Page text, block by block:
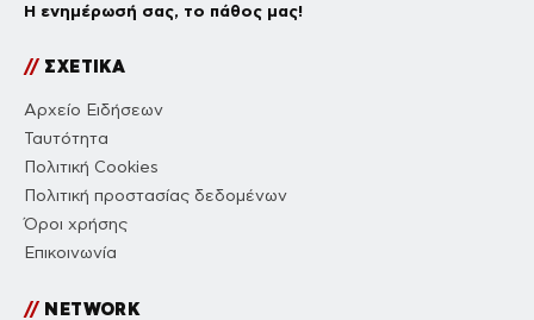
Η ενημέρωσή σας, το πάθος μας!
//ΣΧΕΤΙΚΑ
Αρχείο Ειδήσεων
Ταυτότητα
Πολιτική Cookies
Πολιτική προστασίας δεδομένων
Όροι χρήσης
Επικοινωνία
//NETWORK